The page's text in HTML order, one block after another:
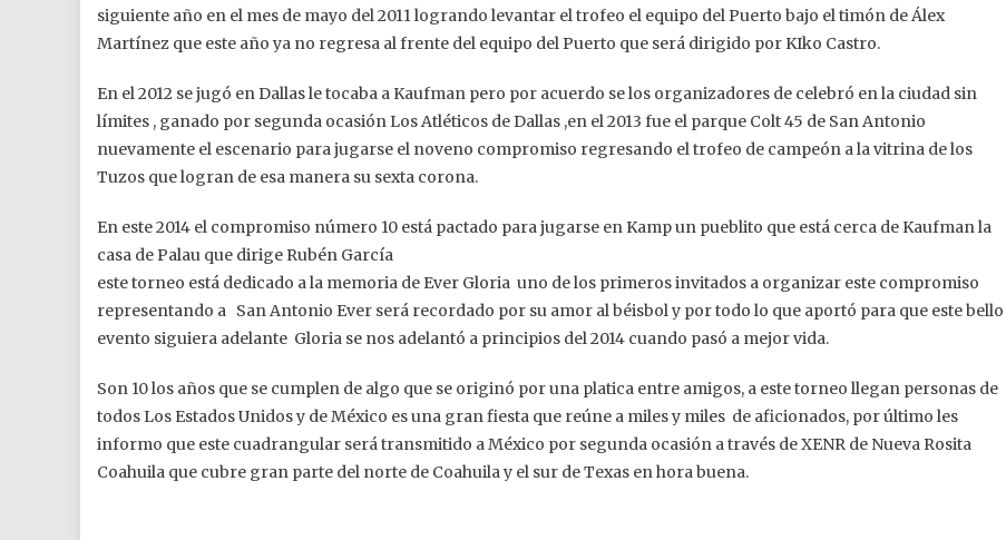
siguiente año en el mes de mayo del 2011 logrando levantar el trofeo el equipo del Puerto bajo el timón de Álex
Martínez que este año ya no regresa al frente del equipo del Puerto que será dirigido por KIko Castro.
En el 2012 se jugó en Dallas le tocaba a Kaufman pero por acuerdo se los organizadores de celebró en la ciudad sin
límites , ganado por segunda ocasión Los Atléticos de Dallas ,en el 2013 fue el parque Colt 45 de San Antonio
nuevamente el escenario para jugarse el noveno compromiso regresando el trofeo de campeón a la vitrina de los
Tuzos que logran de esa manera su sexta corona.
En este 2014 el compromiso número 10 está pactado para jugarse en Kamp un pueblito que está cerca de Kaufman la
casa de Palau que dirige Rubén García
este torneo está dedicado a la memoria de Ever Gloria uno de los primeros invitados a organizar este compromiso
representando a San Antonio Ever será recordado por su amor al béisbol y por todo lo que aportó para que este bello
evento siguiera adelante Gloria se nos adelantó a principios del 2014 cuando pasó a mejor vida.
Son 10 los años que se cumplen de algo que se originó por una platica entre amigos, a este torneo llegan personas de
todos Los Estados Unidos y de México es una gran fiesta que reúne a miles y miles de aficionados, por último les
informo que este cuadrangular será transmitido a México por segunda ocasión a través de XENR de Nueva Rosita
Coahuila que cubre gran parte del norte de Coahuila y el sur de Texas en hora buena.